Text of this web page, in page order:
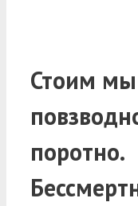
Стоим мы
поротно.